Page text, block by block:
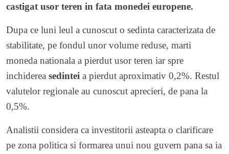
castigat usor teren in fata monedei europene.
Dupa ce luni leul a cunoscut o sedinta caracterizata de
stabilitate, pe fondul unor volume reduse, marti
moneda nationala a pierdut usor teren iar spre
inchiderea sedintei a pierdut aproximativ 0,2%. Restul
valutelor regionale au cunoscut aprecieri, de pana la
0,5%.
Analistii considera ca investitorii asteapta o clarificare
pe zona politica si formarea unui nou guvern pana sa ia